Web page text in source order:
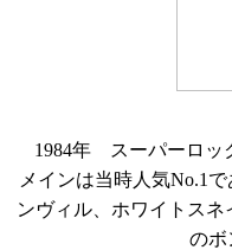
1984年 スーパーロッ
メインは当時人気No.1
ンヴィル、ホワイトスネ
のボ